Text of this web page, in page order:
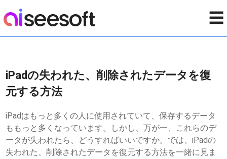
☰
iPadの失われた、削除されたデータを復
元する方法
iPadはもっと多くの人に使用されていて、保存するデータ
ももっと多くなっています。しかし、万が一、これらのデ
ータが失われたら、どうすればいいですか。では、iPadの
失われた、削除されたデータを復元する方法を一緒に見ま